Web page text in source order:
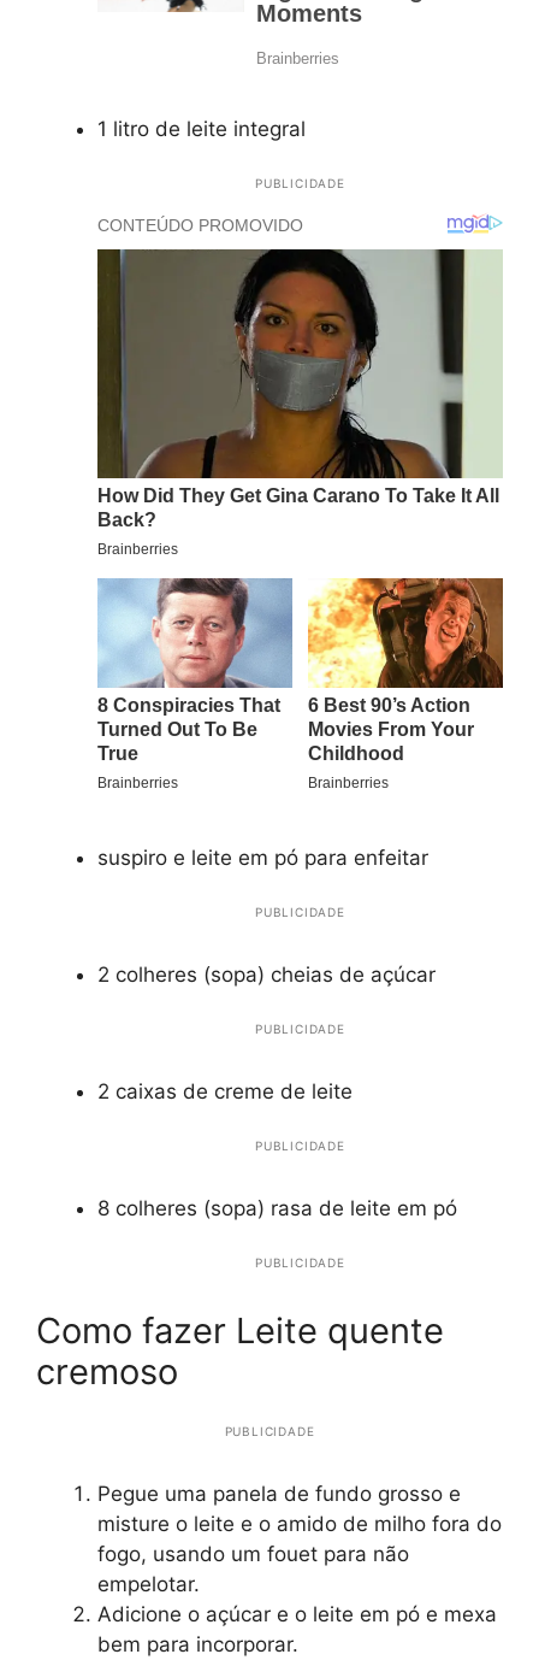
1 litro de leite integral
PUBLICIDADE
suspiro e leite em pó para enfeitar
PUBLICIDADE
2 colheres (sopa) cheias de açúcar
PUBLICIDADE
2 caixas de creme de leite
PUBLICIDADE
8 colheres (sopa) rasa de leite em pó
PUBLICIDADE
Como fazer Leite quente
cremoso
PUBLICIDADE
Pegue uma panela de fundo grosso e
misture o leite e o amido de milho fora do
fogo, usando um fouet para não
empelotar.
Adicione o açúcar e o leite em pó e mexa
bem para incorporar.